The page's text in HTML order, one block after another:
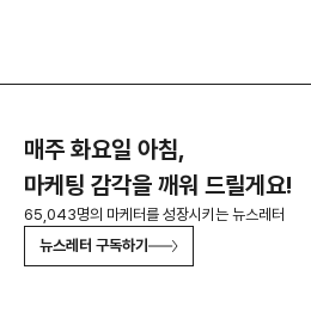
매주 화요일 아침,
마케팅 감각을 깨워 드릴게요!
65,043명의 마케터를 성장시키는 뉴스레터
뉴스레터 구독하기